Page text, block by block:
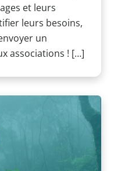
et leurs
leurs besoins,
un
associations ! […]